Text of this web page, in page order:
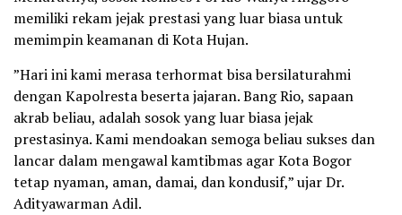
memiliki rekam jejak prestasi yang luar biasa untuk
memimpin keamanan di Kota Hujan.
​”Hari ini kami merasa terhormat bisa bersilaturahmi
dengan Kapolresta beserta jajaran. Bang Rio, sapaan
akrab beliau, adalah sosok yang luar biasa jejak
prestasinya. Kami mendoakan semoga beliau sukses dan
lancar dalam mengawal kamtibmas agar Kota Bogor
tetap nyaman, aman, damai, dan kondusif,” ujar Dr.
Adityawarman Adil.